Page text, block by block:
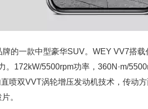
的一款中型豪华SUV。WEY VV7搭载
。172kW/5500rpm功率，360N·m/
喷双VVT涡轮增压发动机技术，传动
。